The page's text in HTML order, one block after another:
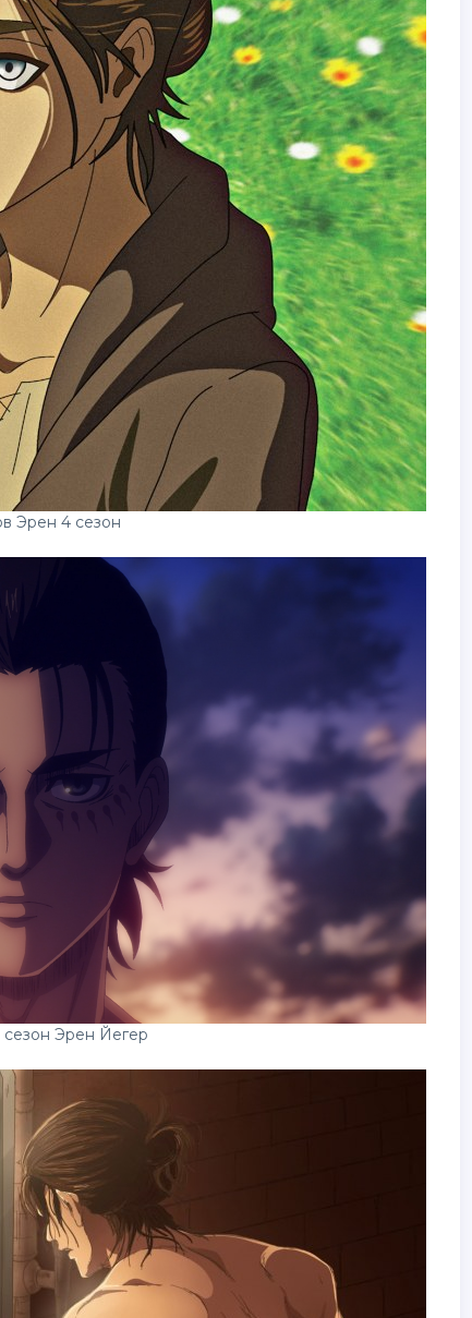
Эрен 4 сезон
сезон Эрен Йегер